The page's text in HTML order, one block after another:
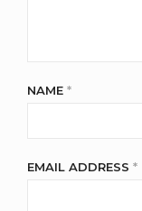
NAME *
EMAIL ADDRESS *